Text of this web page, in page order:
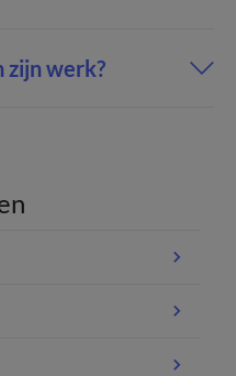
zijn werk?